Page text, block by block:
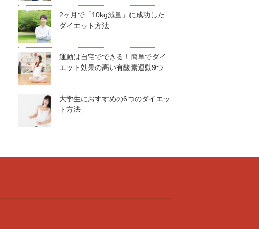
2ヶ月で「10kg減量」に成功した
ダイエット方法
運動は自宅でできる！簡単でダイ
エット効果の高い有酸素運動9つ
大学生におすすめの6つのダイエッ
ト方法